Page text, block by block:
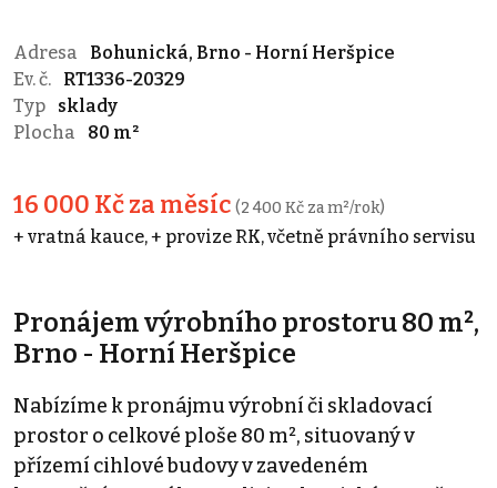
Adresa
Bohunická, Brno - Horní Heršpice
Ev. č.
RT1336-20329
Typ
sklady
Plocha
80 m²
16 000 Kč za měsíc (2 400 Kč za m²/rok)
+ vratná kauce, + provize RK, včetně právního servisu
Pronájem výrobního prostoru 80 m²,
Brno - Horní Heršpice
Nabízíme k pronájmu výrobní či skladovací
prostor o celkové ploše 80 m², situovaný v
přízemí cihlové budovy v zavedeném